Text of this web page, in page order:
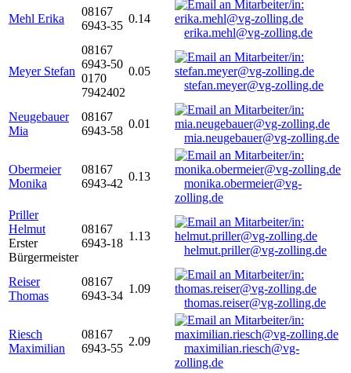
Mehl Erika
08167
6943-35
0.14
erika.mehl@vg-zolling.de
Meyer Stefan
08167
6943-50
0170
7942402
0.05
stefan.meyer@vg-zolling.de
Neugebauer
Mia
08167
6943-58
0.01
mia.neugebauer@vg-zolling.de
Obermeier
Monika
08167
6943-42
0.13
monika.obermeier@vg-
zolling.de
Priller
Helmut
Erster
Bürgermeister
08167
6943-18
1.13
helmut.priller@vg-zolling.de
Reiser
Thomas
08167
6943-34
1.09
thomas.reiser@vg-zolling.de
Riesch
Maximilian
08167
6943-55
2.09
maximilian.riesch@vg-
zolling.de